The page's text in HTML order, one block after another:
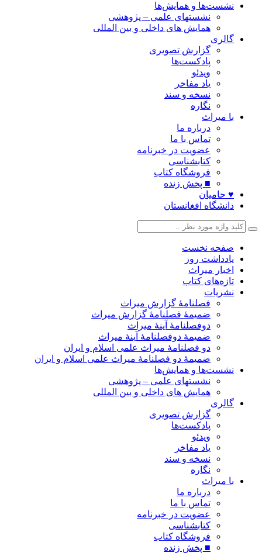
نشست‌ها و همایش‌ها
نشستهای علمی – پژوهشی
همایش های داخلی و بین المللی
گالری
گزارش تصویری
پادکست‌ها
ویدئو
یاد مفاخر
نسخه و سند
نگاره
با میراث
درباره ما
تماس با ما
عضویت در خبرنامه
کتابشناسی
فروشگاه کتاب
■ پخش زنده
♥ حامیان
دانشگاه افغانستان
صفحه نخست
یادداشت روز
اخبار میراث
تازه‌های کتاب
نشریات
فصلنامۀ گزارش میراث
ضمیمۀ فصلنامۀ گزارش میراث
دوفصلنامۀ آینۀ میراث
ضمیمۀ دوفصلنامۀ آینۀ میراث
دو فصلنامۀ میراث علمی اسلام و ایران
ضمیمۀ دو فصلنامۀ میراث علمی اسلام و ایران
نشست‌ها و همایش‌ها
نشستهای علمی – پژوهشی
همایش های داخلی و بین المللی
گالری
گزارش تصویری
پادکست‌ها
ویدئو
یاد مفاخر
نسخه و سند
نگاره
با میراث
درباره ما
تماس با ما
عضویت در خبرنامه
کتابشناسی
فروشگاه کتاب
■ پخش زنده